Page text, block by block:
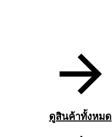
ดูสินค้าทั้งหมด